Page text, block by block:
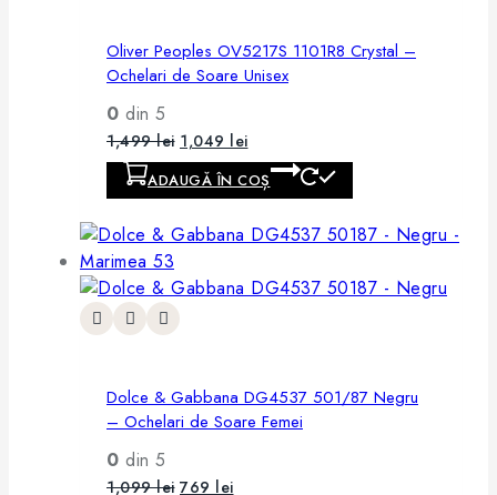
Oliver Peoples OV5217S 1101R8 Crystal –
Ochelari de Soare Unisex
0 din 5
1,499lei 1,049 lei
ADAUGĂ ÎN COȘ
Dolce & Gabbana DG4537 501/87 Negru
– Ochelari de Soare Femei
0 din 5
1,099lei 769 lei